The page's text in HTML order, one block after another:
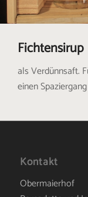
Fichtensirup
als Verdünnsaft.
einen
Kontakt
Obermaierhof